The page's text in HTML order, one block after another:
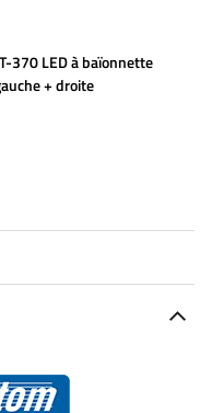
370 LED à baïonnette
+ droite